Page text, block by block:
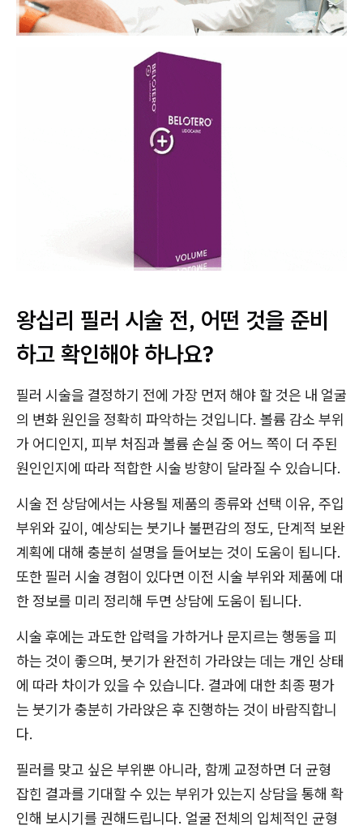
왕십리 필러 시술 전, 어떤 것을 준비
하고 확인해야 하나요?
필러 시술을 결정하기 전에 가장 먼저 해야 할 것은 내 얼굴
의 변화 원인을 정확히 파악하는 것입니다. 볼륨 감소 부위
가 어디인지, 피부 처짐과 볼륨 손실 중 어느 쪽이 더 주된
원인인지에 따라 적합한 시술 방향이 달라질 수 있습니다.
시술 전 상담에서는 사용될 제품의 종류와 선택 이유, 주입
부위와 깊이, 예상되는 붓기나 불편감의 정도, 단계적 보완
계획에 대해 충분히 설명을 들어보는 것이 도움이 됩니다.
또한 필러 시술 경험이 있다면 이전 시술 부위와 제품에 대
한 정보를 미리 정리해 두면 상담에 도움이 됩니다.
시술 후에는 과도한 압력을 가하거나 문지르는 행동을 피
하는 것이 좋으며, 붓기가 완전히 가라앉는 데는 개인 상태
에 따라 차이가 있을 수 있습니다. 결과에 대한 최종 평가
는 붓기가 충분히 가라앉은 후 진행하는 것이 바람직합니
다.
필러를 맞고 싶은 부위뿐 아니라, 함께 교정하면 더 균형
잡힌 결과를 기대할 수 있는 부위가 있는지 상담을 통해 확
인해 보시기를 권해드립니다. 얼굴 전체의 입체적인 균형